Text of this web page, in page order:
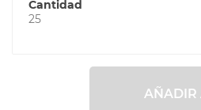
Cantidad
25
AÑADIR